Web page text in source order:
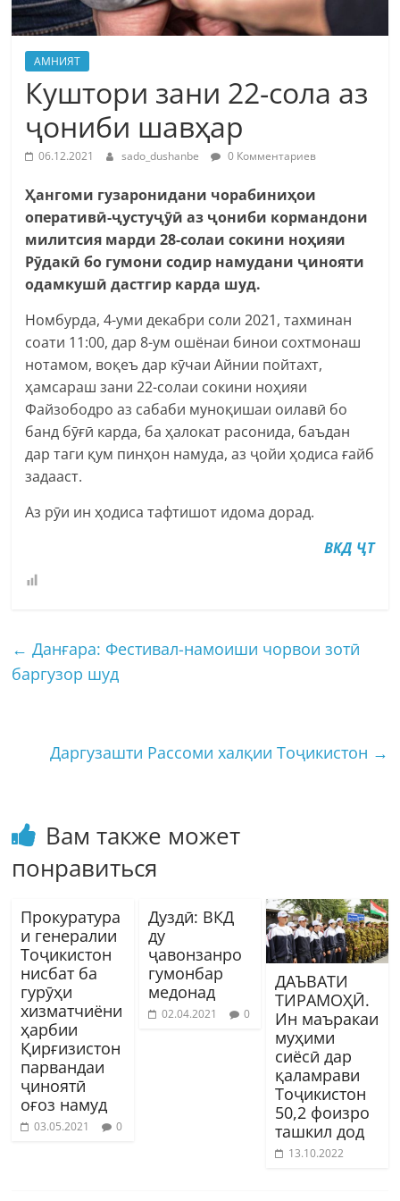
АМНИЯТ
Куштори зани 22-сола аз
ҷониби шавҳар
06.12.2021 sado_dushanbe 0 Комментариев
Ҳангоми гузаронидани чорабиниҳои
оперативӣ-ҷустуҷӯӣ аз ҷониби кормандони
милитсия марди 28-солаи сокини ноҳияи
Рӯдакӣ бо гумони содир намудани ҷинояти
одамкушӣ дастгир карда шуд.
Номбурда, 4-уми декабри соли 2021, тахминан
соати 11:00, дар 8-ум ошёнаи бинои сохтмонаш
нотамом, воқеъ дар кӯчаи Айнии пойтахт,
ҳамсараш зани 22-солаи сокини ноҳияи
Файзободро аз сабаби муноқишаи оилавӣ бо
банд бӯғӣ карда, ба ҳалокат расонида, баъдан
дар таги қум пинҳон намуда, аз ҷойи ҳодиса ғайб
задааст.
Аз рӯи ин ҳодиса тафтишот идома дорад.
ВКД ҶТ
← Данғара: Фестивал-намоиши чорвои зотӣ
баргузор шуд
Даргузашти Рассоми халқии Тоҷикистон →
Вам также может
понравиться
Прокуратура
и генералии
Тоҷикистон
нисбат ба
гурӯҳи
хизматчиёни
ҳарбии
Қирғизистон
парвандаи
ҷиноятӣ
оғоз намуд
03.05.2021 0
Дуздӣ: ВКД
ду
ҷавонзанро
гумонбар
медонад
02.04.2021 0
ДАЪВАТИ
ТИРАМОҲӢ.
Ин маъракаи
муҳими
сиёсӣ дар
қаламрави
Тоҷикистон
50,2 фоизро
ташкил дод
13.10.2022